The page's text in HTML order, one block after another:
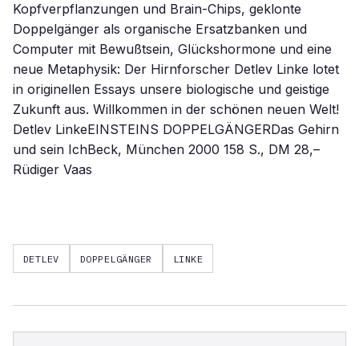
Kopfverpflanzungen und Brain-Chips, geklonte
Doppelgänger als organische Ersatzbanken und
Computer mit Bewußtsein, Glückshormone und eine
neue Metaphysik: Der Hirnforscher Detlev Linke lotet
in originellen Essays unsere biologische und geistige
Zukunft aus. Willkommen in der schönen neuen Welt!
Detlev LinkeEINSTEINS DOPPELGÄNGERDas Gehirn
und sein IchBeck, München 2000 158 S., DM 28,–
Rüdiger Vaas
DETLEV DOPPELGÄNGER LINKE